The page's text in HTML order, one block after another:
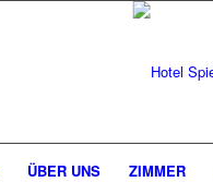
ÜBER UNS ZIMMER